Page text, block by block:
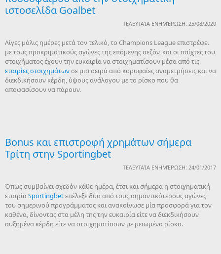
ιστοσελίδα Goalbet
ΤΕΛΕΥΤΑΊΑ ΕΝΗΜΈΡΩΣΗ: 25/08/2020
Λίγες μόλις ημέρες μετά τον τελικό, το Champions League επιστρέφει
με τους προκριματικούς αγώνες της επόμενης σεζόν, και οι παίχτες του
στοιχήματος έχουν την ευκαιρία να στοιχηματίσουν μέσα από τις
εταιρίες στοιχημάτωνσε μια σειρά από κορυφαίες αναμετρήσεις και να
διεκδικήσουν κέρδη, ύψους ανάλογου με το ρίσκο που θα
αποφασίσουν να πάρουν.
Bonus και επιστροφή χρημάτων σήμερα
Τρίτη στην Sportingbet
ΤΕΛΕΥΤΑΊΑ ΕΝΗΜΈΡΩΣΗ: 24/01/2017
Όπως συμβαίνει σχεδόν κάθε ημέρα, έτσι και σήμερα η στοιχηματική
εταιρίαSportingbetεπέλεξε δύο από τους σημαντικότερους αγώνες
του σημερινού προγράμματος και ανακοίνωσε μία προσφορά για τον
καθένα, δίνοντας στα μέλη της την ευκαιρία είτε να διεκδικήσουν
αυξημένα κέρδη είτε να στοιχηματίσουν με μειωμένο ρίσκο.